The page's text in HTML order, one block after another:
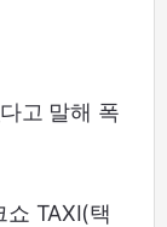
고 말해 폭
TAXI(택